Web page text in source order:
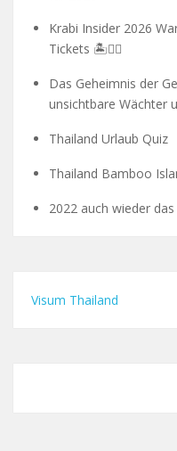
Krabi Insider 2026
Tickets 🏝️🧗‍♂️
Das Geheimnis der
unsichtbare Wächter
Thailand Urlaub Quiz
Thailand Bamboo
2022 auch wieder
Visum Thailand